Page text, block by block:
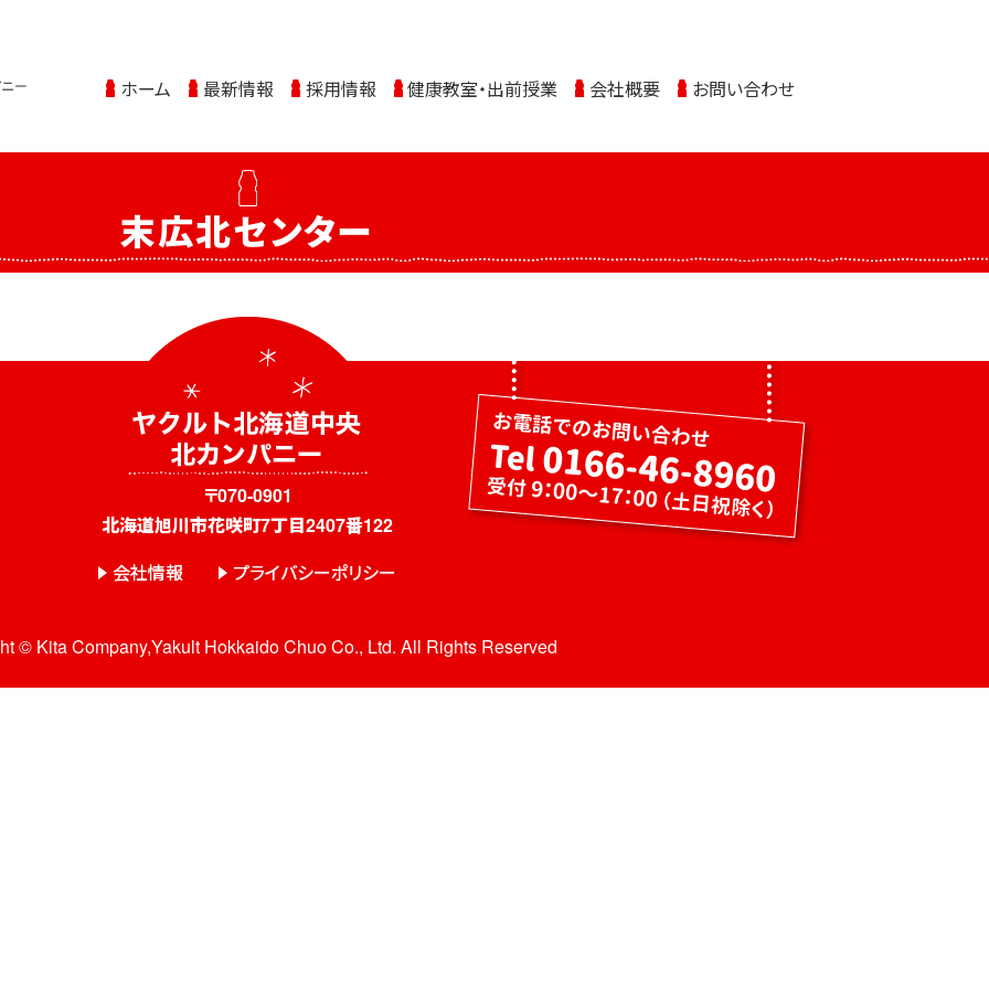
ホーム 最新情報 採用情報 健康教室・出前授業 会社概要 お問い合わせ
末広北センター
〒070-0901
北海道旭川市花咲町7丁目2407番122
会社情報
プライバシーポリシー
© Kita Company,Yakult Hokkaido Chuo Co., Ltd. All Rights Reserved